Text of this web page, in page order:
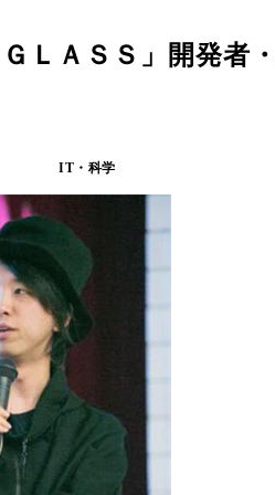
ＬＡＳＳ」開発者
IT・科学